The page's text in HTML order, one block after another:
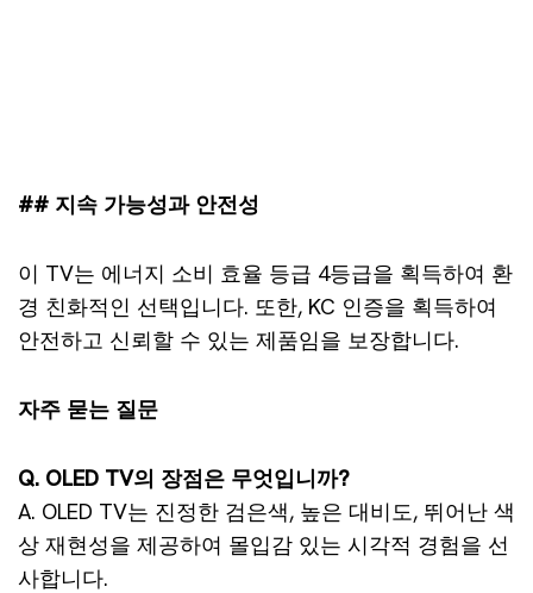
## 지속 가능성과 안전성
이 TV는 에너지 소비 효율 등급 4등급을 획득하여 환
경 친화적인 선택입니다. 또한, KC 인증을 획득하여
안전하고 신뢰할 수 있는 제품임을 보장합니다.
자주 묻는 질문
Q. OLED TV의 장점은 무엇입니까?
A. OLED TV는 진정한 검은색, 높은 대비도, 뛰어난 색
상 재현성을 제공하여 몰입감 있는 시각적 경험을 선
사합니다.